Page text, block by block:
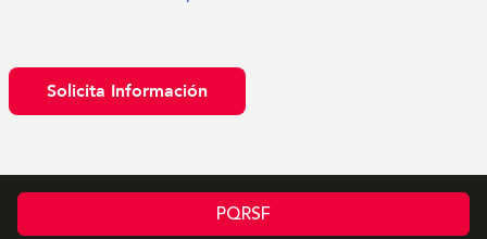
Solicita Información
PQRSF